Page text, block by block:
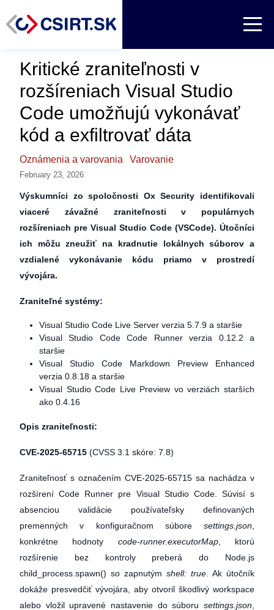
Kritické zraniteľnosti v
rozšíreniach Visual Studio
Code umožňujú vykonávať
kód a exfiltrovať dáta
Oznámenia a varovania Varovanie
February 23, 2026
Výskumníci zo spoločnosti Ox Security identifikovali
viaceré závažné zraniteľnosti v populárnych
rozšíreniach pre Visual Studio Code (VSCode). Útočníci
ich môžu zneužiť na kradnutie lokálnych súborov a
vzdialené vykonávanie kódu priamo v prostredí
vývojára.
Zraniteľné systémy:
Visual Studio Code Live Server verzia 5.7.9 a staršie
Visual Studio Code Code Runner verzia 0.12.2 a
staršie
Visual Studio Code Markdown Preview Enhanced
verzia 0.8.18 a staršie
Visual Studio Code Live Preview vo verziách starších
ako 0.4.16
Opis zraniteľnosti:
CVE-2025-65715 (CVSS 3.1 skóre: 7.8)
Zraniteľnosť s označením CVE-2025-65715 sa nachádza v
rozšírení Code Runner pre Visual Studio Code. Súvisí s
absenciou validácie používateľsky definovaných
premenných v konfiguračnom súbore settings.json
konkrétne hodnoty code-runner.executorMap, ktorú
rozšírenie bez kontroly preberá do Node.js
child_process.spawn() so zapnutým shell: true . Ak útočník
dokáže presvedčiť vývojára, aby otvoril škodlivý workspace
alebo vložil upravené nastavenie do súboru settings.json